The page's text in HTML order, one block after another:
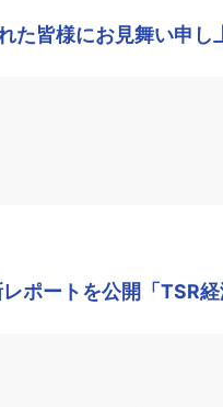
た皆様にお見舞い申し
ポートを公開「TSR